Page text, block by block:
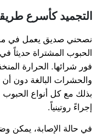
التجميد كأسرع
نصحني صديق يعمل في
فور شرائها. الحرارة
والحشرات البالغة دون
بذلك مع كل أنواع
إجراءً روتينياً.
في حالة الإصابة، يمكن